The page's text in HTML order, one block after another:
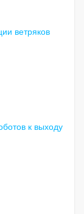
ветряков
к выходу